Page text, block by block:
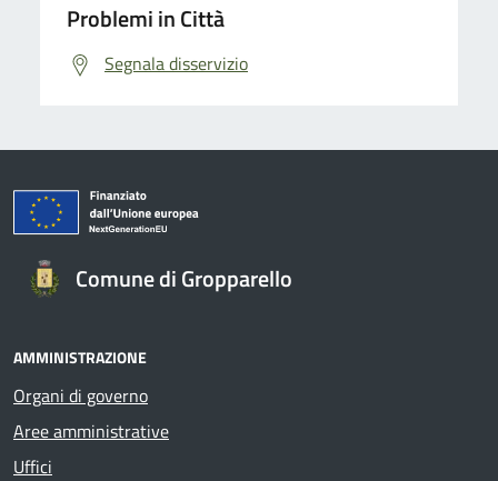
Problemi in Città
Segnala disservizio
Comune di Gropparello
AMMINISTRAZIONE
Organi di governo
Aree amministrative
Uffici